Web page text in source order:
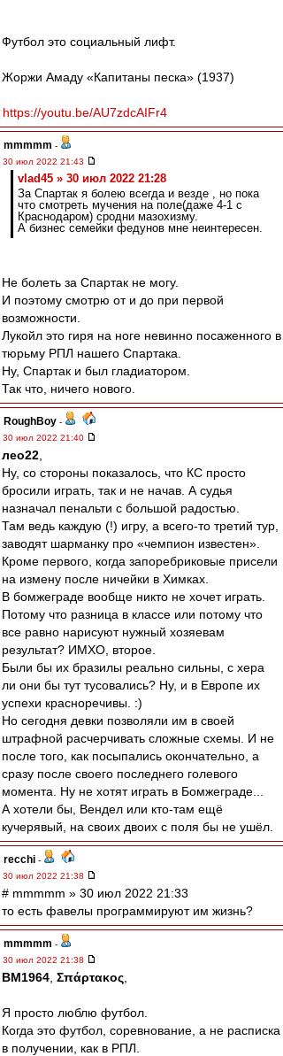
Футбол это социальный лифт.
Жоржи Амаду «Капитаны песка» (1937)
https://youtu.be/AU7zdcAIFr4
mmmmm -
30 июл 2022 21:43
vlad45 » 30 июл 2022 21:28
За Спартак я болею всегда и везде , но пока
что смотреть мучения на поле(даже 4-1 с
Краснодаром) сродни мазохизму.
А бизнес семейки федунов мне неинтересен.
Не болеть за Спартак не могу.
И поэтому смотрю от и до при первой
возможности.
Лукойл это гиря на ноге невинно посаженного в
тюрьму РПЛ нашего Спартака.
Ну, Спартак и был гладиатором.
Так что, ничего нового.
RoughBoy -
30 июл 2022 21:40
лео22
Ну, со стороны показалось, что КС просто
бросили играть, так и не начав. А судья
назначал пенальти с большой радостью.
Там ведь каждую (!) игру, а всего-то третий тур,
заводят шарманку про «чемпион известен».
Кроме первого, когда запоребриковые присели
на измену после ничейки в Химках.
В бомжеграде вообще никто не хочет играть.
Потому что разница в классе или потому что
все равно нарисуют нужный хозяевам
результат? ИМХО, второе.
Были бы их бразилы реально сильны, с хера
ли они бы тут тусовались? Ну, и в Европе их
успехи красноречивы. :)
Но сегодня девки позволяли им в своей
штрафной расчерчивать сложные схемы. И не
после того, как посыпались окончательно, а
сразу после своего последнего голевого
момента. Ну не хотят играть в Бомжеграде...
А хотели бы, Вендел или кто-там ещё
кучерявый, на своих двоих с поля бы не ушёл.
recchi -
30 июл 2022 21:38
# mmmmm » 30 июл 2022 21:33
то есть фавелы программируют им жизнь?
mmmmm -
30 июл 2022 21:38
BM1964 Σπάρτακος
Я просто люблю футбол.
Когда это футбол, соревнование, а не расписка
в получении, как в РПЛ.